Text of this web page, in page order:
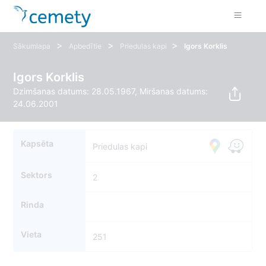
Sākumlapa > Apbedītie > Priedulas kapi > Igors Korklis
Igors Korklis
Dzimšanas datums: 28.05.1967, Miršanas datums:
24.06.2001
Kapsēta Priedulas kapi
Sektors 2
Rinda
Vieta 251